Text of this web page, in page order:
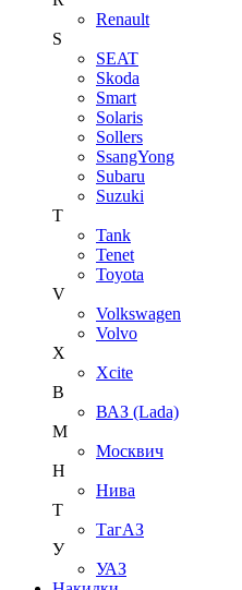
Renault
S
SEAT
Skoda
Smart
Solaris
Sollers
SsangYong
Subaru
Suzuki
T
Tank
Tenet
Toyota
V
Volkswagen
Volvo
X
Xcite
В
ВАЗ (Lada)
М
Москвич
Н
Нива
Т
ТагАЗ
У
УАЗ